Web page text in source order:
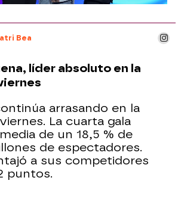
Bea
líder absoluto en la
arrasando en la
La cuarta gala
de un 18,5 % de
de espectadores.
a sus competidores
puntos.